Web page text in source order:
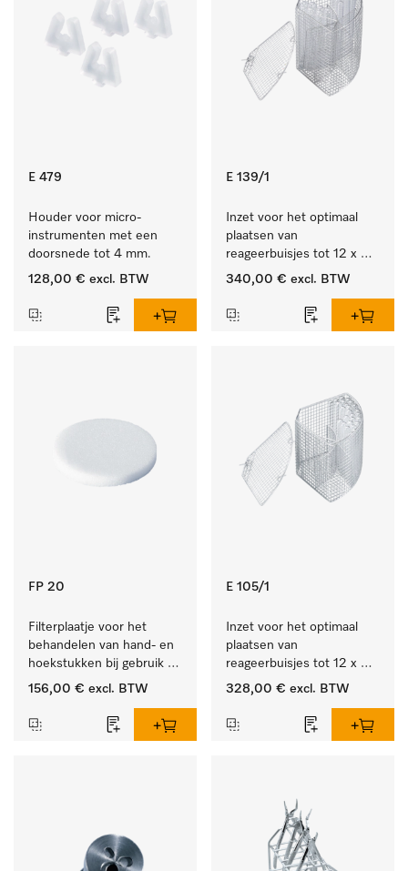
E 479
Houder voor micro-
instrumenten met een
doorsnede tot 4 mm.
128,00 € excl. BTW
E 139/1
Inzet voor het optimaal
plaatsen van
reageerbuisjes tot 12 x
200 mm.
340,00 € excl. BTW
FP 20
Filterplaatje voor het
behandelen van hand- en
hoekstukken bij gebruik
van AUF 1/AUF 2.
156,00 € excl. BTW
E 105/1
Inzet voor het optimaal
plaatsen van
reageerbuisjes tot 12 x
165 mm.
328,00 € excl. BTW